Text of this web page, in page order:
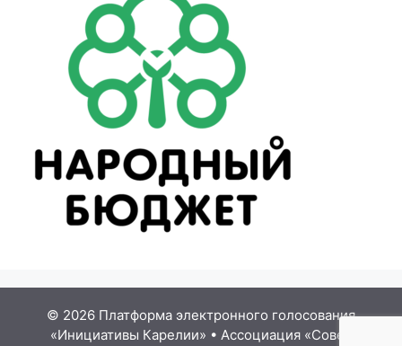
© 2026 Платформа электронного голосования
«Инициативы Карелии» • Ассоциация «Совет